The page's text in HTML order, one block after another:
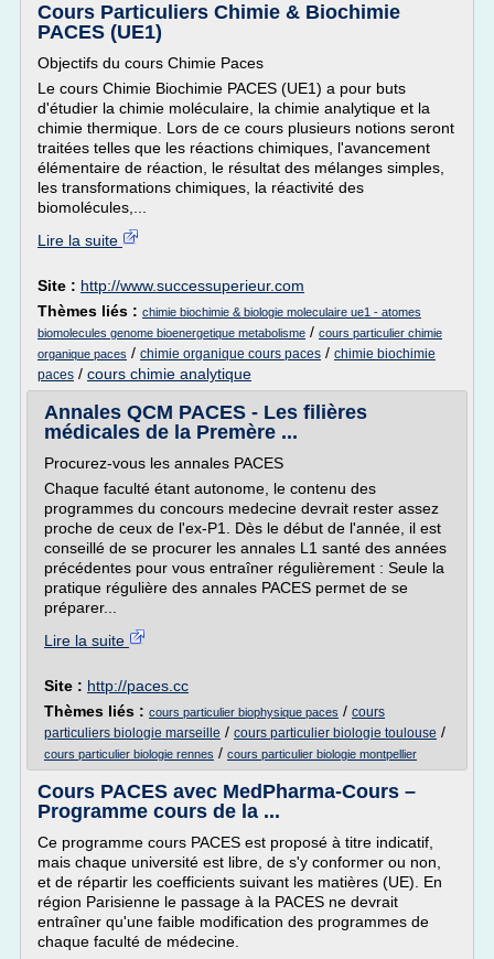
Cours Particuliers Chimie & Biochimie
PACES (UE1)
Objectifs du cours Chimie Paces
Le cours Chimie Biochimie PACES (UE1) a pour buts
d'étudier la chimie moléculaire, la chimie analytique et la
chimie thermique. Lors de ce cours plusieurs notions seront
traitées telles que les réactions chimiques, l'avancement
élémentaire de réaction, le résultat des mélanges simples,
les transformations chimiques, la réactivité des
biomolécules,...
Lire la suite
Site : http://www.successuperieur.com
Thèmes liés : chimie biochimie & biologie moleculaire ue1 - atomes
biomolecules genome bioenergetique metabolisme / cours particulier chimie
organique paces / chimie organique cours paces / chimie biochimie
paces / cours chimie analytique
Annales QCM PACES - Les filières
médicales de la Premère ...
Procurez-vous les annales PACES
Chaque faculté étant autonome, le contenu des
programmes du concours medecine devrait rester assez
proche de ceux de l'ex-P1. Dès le début de l'année, il est
conseillé de se procurer les annales L1 santé des années
précédentes pour vous entraîner régulièrement : Seule la
pratique régulière des annales PACES permet de se
préparer...
Lire la suite
Site : http://paces.cc
Thèmes liés : cours particulier biophysique paces / cours
particuliers biologie marseille / cours particulier biologie toulouse /
cours particulier biologie rennes / cours particulier biologie montpellier
Cours PACES avec MedPharma-Cours –
Programme cours de la ...
Ce programme cours PACES est proposé à titre indicatif,
mais chaque université est libre, de s'y conformer ou non,
et de répartir les coefficients suivant les matières (UE). En
région Parisienne le passage à la PACES ne devrait
entraîner qu'une faible modification des programmes de
chaque faculté de médecine.